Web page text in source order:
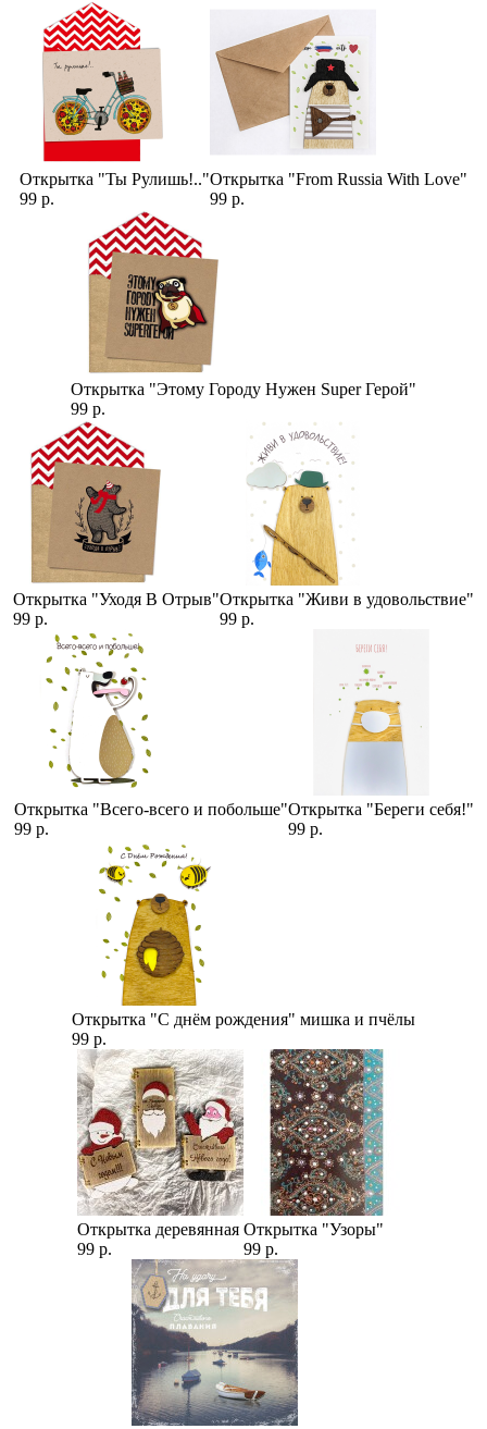
Открытка "Ты Рулишь!.."
99 р.
Открытка "From Russia With Love"
99 р.
Открытка "Этому Городу Нужен Super Герой"
99 р.
Открытка "Уходя В Отрыв"
99 р.
Открытка "Живи в удовольствие"
99 р.
Открытка "Всего-всего и побольше"
99 р.
Открытка "Береги себя!"
99 р.
Открытка "С днём рождения" мишка и пчёлы
99 р.
Открытка деревянная
99 р.
Открытка "Узоры"
99 р.